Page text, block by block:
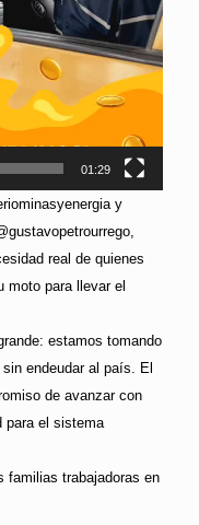
01:29
y
real de quienes
moto para llevar el
estamos tomando
endeudar al país. El
de avanzar con
para el sistema
familias trabajadoras en